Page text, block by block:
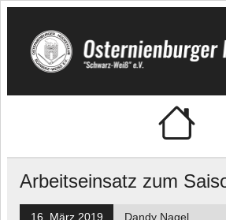
Skip
content
Hockeyclub
Arbeitseinsatz zum
16. März 2019 Dandy Nagel